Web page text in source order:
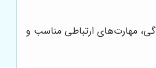
مهارت‌های ارتباطی مناسب و